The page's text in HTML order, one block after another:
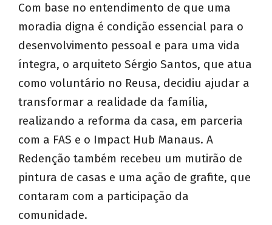
Com base no entendimento de que uma
moradia digna é condição essencial para o
desenvolvimento pessoal e para uma vida
íntegra, o arquiteto Sérgio Santos, que atua
como voluntário no Reusa, decidiu ajudar a
transformar a realidade da família,
realizando a reforma da casa, em parceria
com a FAS e o Impact Hub Manaus. A
Redenção também recebeu um mutirão de
pintura de casas e uma ação de grafite, que
contaram com a participação da
comunidade.